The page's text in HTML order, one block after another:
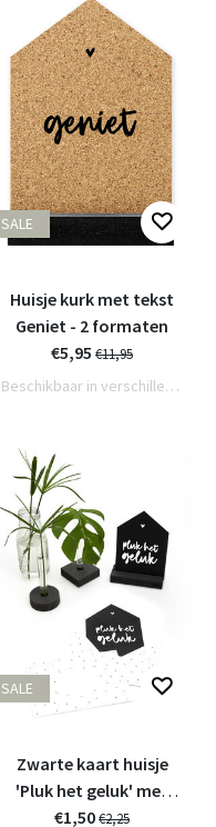
SALE
Huisje kurk met tekst
Geniet - 2 formaten
€5,95 €11,95
Beschikbaar in verschillende varianten
SALE
Zwarte kaart huisje
'Pluk het geluk' met
bedrukte envelop
€1,50€2,25